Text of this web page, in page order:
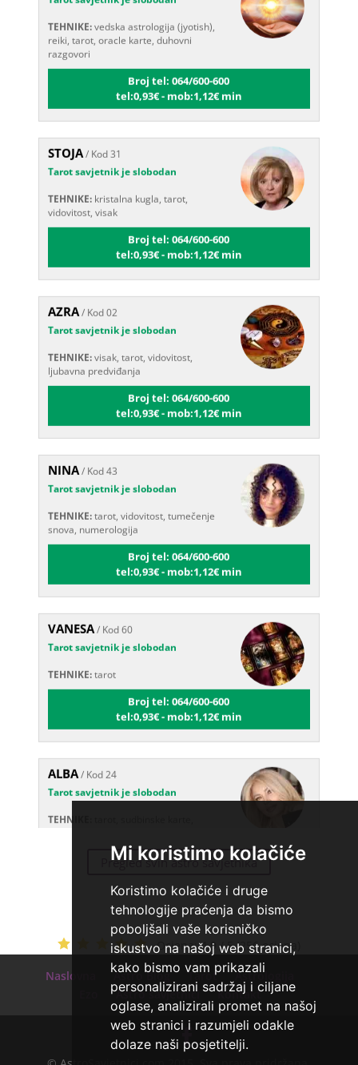
Mi koristimo kolačiće
Koristimo kolačiće i druge
tehnologije praćenja da bismo
poboljšali vaše korisničko
iskustvo na našoj web stranici,
kako bismo vam prikazali
personalizirani sadržaj i ciljane
oglase, analizirali promet na našoj
web stranici i razumjeli odakle
dolaze naši posjetitelji.
reiki, tarot, oracle karte, duhovni
razgovori
Broj tel: 064/600-600
tel:0,93€ - mob:1,12€ min
STOJA/ Kod 31
Tarot savjetnik je slobodan
vidovitost, visak
Broj tel: 064/600-600
tel:0,93€ - mob:1,12€ min
AZRA/ Kod 02
Tarot savjetnik je slobodan
ljubavna predviđanja
Broj tel: 064/600-600
tel:0,93€ - mob:1,12€ min
NINA/ Kod 43
Tarot savjetnik je slobodan
snova, numerologija
Broj tel: 064/600-600
tel:0,93€ - mob:1,12€ min
VANESA/ Kod 60
Tarot savjetnik je slobodan
Broj tel: 064/600-600
tel:0,93€ - mob:1,12€ min
ALBA/ Kod 24
Tarot savjetnik je slobodan
TEHNIKE:tarot, sudbinske karte,
crowley, visak, molitve, podizanje
Broj tel: 064/600-600
IRIDA - MAGDALENA
/ Kod 36
Tarot savjetnik je slobodan
TEHNIKE:
tarot, jijing, arhetipski kotač,
praktična intuicija, kromoterapija,
biblioterapija (terapija čitanjem i pisanjem), numerologija,
Broj tel: 064/600-600
Pregled svih astro savjetnika
Ocjena: 4.9 / 5 (256 ocjena)
Naslovna
Astro Blog Tarot
Astrologija
Astro savjetnici Kontakt